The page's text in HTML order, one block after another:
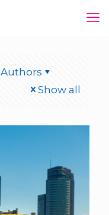
Authors
Show all